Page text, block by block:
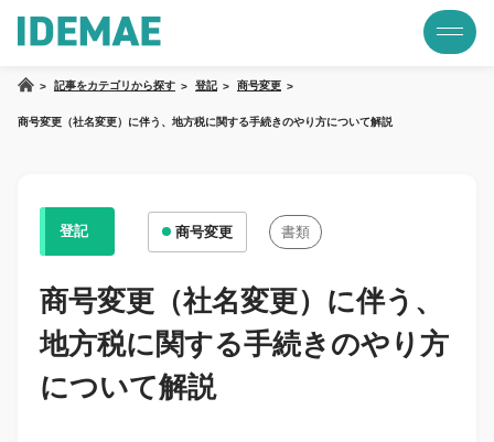
記事をカテゴリから探す 登記 商号変更
商号変更（社名変更）に伴う、地方税に関する手続きのやり方について解説
登記 商号変更 書類
商号変更（社名変更）に伴う、
地方税に関する手続きのやり方
について解説